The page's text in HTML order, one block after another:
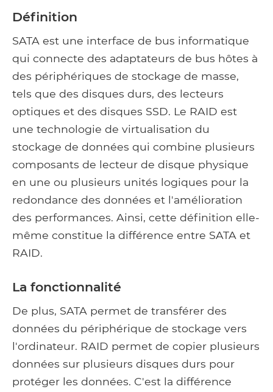
Définition
SATA est une interface de bus informatique
qui connecte des adaptateurs de bus hôtes à
des périphériques de stockage de masse,
tels que des disques durs, des lecteurs
optiques et des disques SSD. Le RAID est
une technologie de virtualisation du
stockage de données qui combine plusieurs
composants de lecteur de disque physique
en une ou plusieurs unités logiques pour la
redondance des données et l'amélioration
des performances. Ainsi, cette définition elle-
même constitue la différence entre SATA et
RAID.
La fonctionnalité
De plus, SATA permet de transférer des
données du périphérique de stockage vers
l'ordinateur. RAID permet de copier plusieurs
données sur plusieurs disques durs pour
protéger les données. C'est la différence